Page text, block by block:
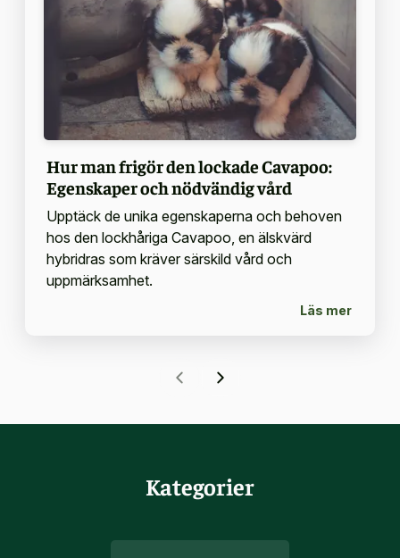
Hur man frigör den lockade Cavapoo:
Egenskaper och nödvändig vård
Upptäck de unika egenskaperna och behoven
hos den lockhåriga Cavapoo, en älskvärd
hybridras som kräver särskild vård och
uppmärksamhet.
Läs mer
Kategorier